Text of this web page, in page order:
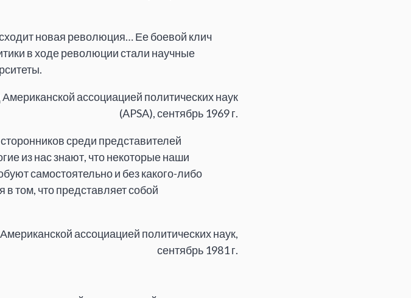
новая революция… Ее боевой клич
в ходе революции стали научные
ассоциацией политических наук
(APSA), сентябрь 1969 г.
среди представителей
из нас знают, что некоторые наши
самостоятельно и без какого-либо
том, что представляет собой
ассоциацией политических наук,
сентябрь 1981 г.